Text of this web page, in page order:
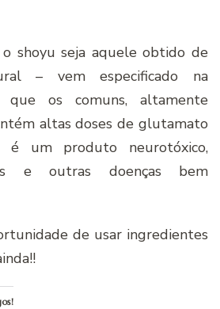
shoyu seja aquele obtido de
– vem especificado na
os comuns, altamente
altas doses de glutamato
é um produto neurotóxico,
e outras doenças bem
de usar ingredientes